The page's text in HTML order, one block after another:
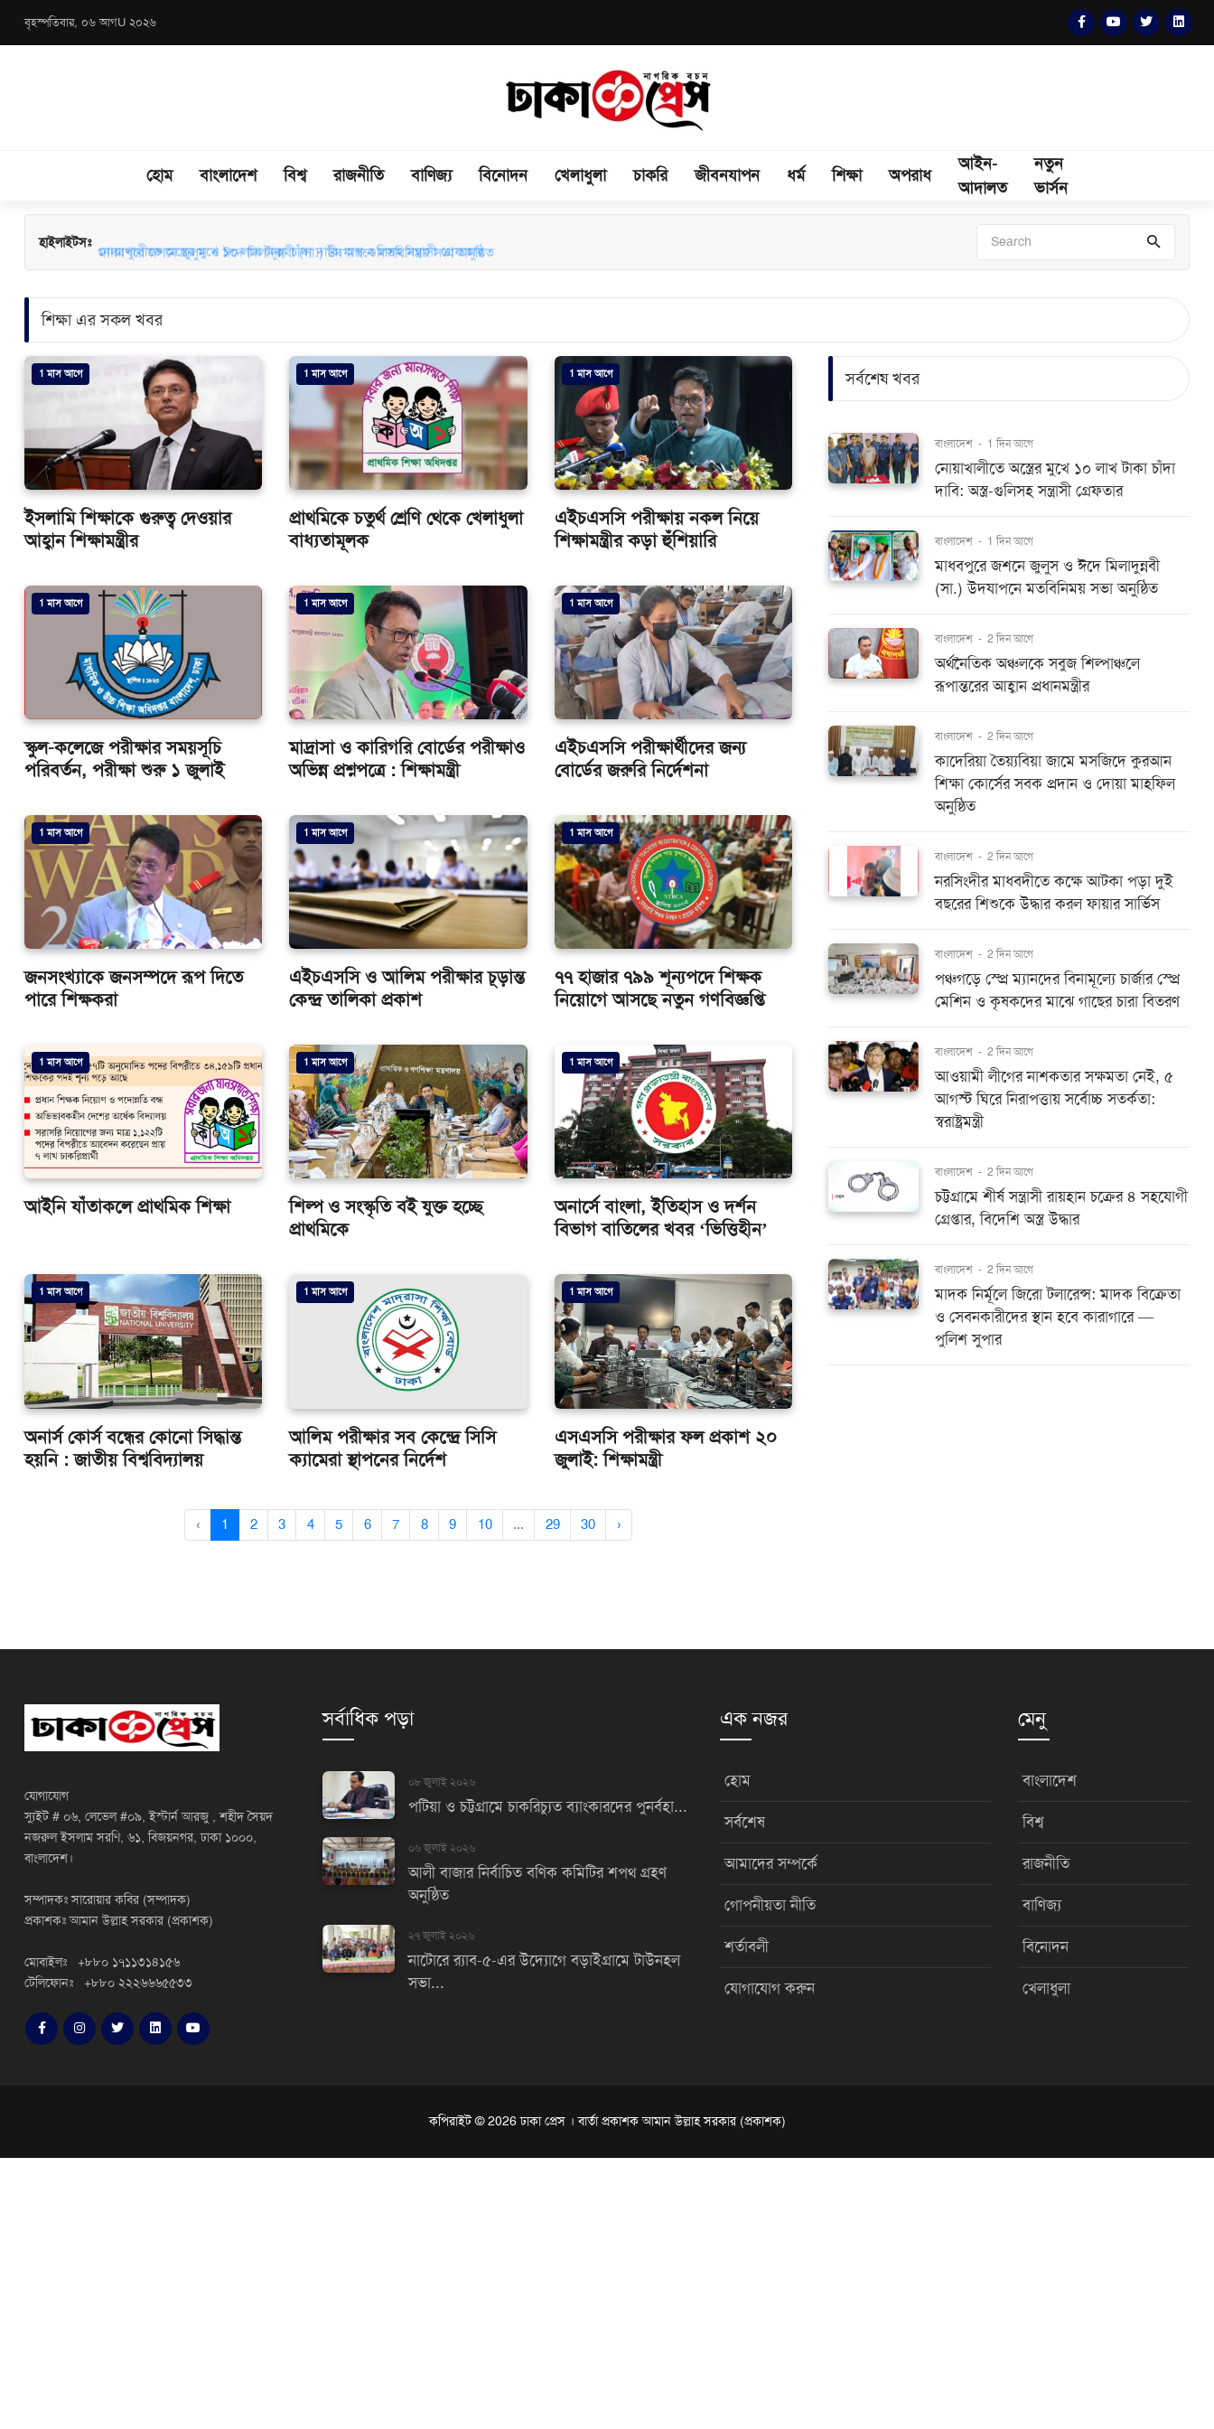
বৃহস্পতিবার, ০৬ আগU ২০২৬
হোম বাংলাদেশ বিশ্ব রাজনীতি বাণিজ্য বিনোদন খেলাধুলা চাকরি জীবনযাপন ধর্ম শিক্ষা অপরাধ
আইন-
আদালত
নতুন
ভার্সন
হাইলাইটসঃ মাধবপুরে জশনে জুলুস ও ঈদে মিলাদুন্নবী (সা.) উদযাপনে মতবিনিময় সভা অনুষ্ঠিত
শিক্ষা এর সকল খবর
1 মাস আগে
ইসলামি শিক্ষাকে গুরুত্ব দেওয়ার
আহ্বান শিক্ষামন্ত্রীর
1 মাস আগে
প্রাথমিকে চতুর্থ শ্রেণি থেকে খেলাধুলা
বাধ্যতামূলক
1 মাস আগে
এইচএসসি পরীক্ষায় নকল নিয়ে
শিক্ষামন্ত্রীর কড়া হুঁশিয়ারি
1 মাস আগে
স্কুল-কলেজে পরীক্ষার সময়সূচি
পরিবর্তন, পরীক্ষা শুরু ১ জুলাই
1 মাস আগে
মাদ্রাসা ও কারিগরি বোর্ডের পরীক্ষাও
অভিন্ন প্রশ্নপত্রে : শিক্ষামন্ত্রী
1 মাস আগে
এইচএসসি পরীক্ষার্থীদের জন্য
বোর্ডের জরুরি নির্দেশনা
1 মাস আগে
জনসংখ্যাকে জনসম্পদে রূপ দিতে
পারে শিক্ষকরা
1 মাস আগে
এইচএসসি ও আলিম পরীক্ষার চূড়ান্ত
কেন্দ্র তালিকা প্রকাশ
1 মাস আগে
৭৭ হাজার ৭৯৯ শূন্যপদে শিক্ষক
নিয়োগে আসছে নতুন গণবিজ্ঞপ্তি
1 মাস আগে
আইনি যাঁতাকলে প্রাথমিক শিক্ষা
1 মাস আগে
শিল্প ও সংস্কৃতি বই যুক্ত হচ্ছে
প্রাথমিকে
1 মাস আগে
অনার্সে বাংলা, ইতিহাস ও দর্শন
বিভাগ বাতিলের খবর ‘ভিত্তিহীন’
1 মাস আগে
অনার্স কোর্স বন্ধের কোনো সিদ্ধান্ত
হয়নি : জাতীয় বিশ্ববিদ্যালয়
1 মাস আগে
আলিম পরীক্ষার সব কেন্দ্রে সিসি
ক্যামেরা স্থাপনের নির্দেশ
1 মাস আগে
এসএসসি পরীক্ষার ফল প্রকাশ ২০
জুলাই: শিক্ষামন্ত্রী
‹ 1 2 3 4 5 6 7 8 9 10 ... 29 30 ›
সর্বশেষ খবর
বাংলাদেশ - 1 দিন আগে
নোয়াখালীতে অস্ত্রের মুখে ১০ লাখ টাকা চাঁদা
দাবি: অস্ত্র-গুলিসহ সন্ত্রাসী গ্রেফতার
বাংলাদেশ - 1 দিন আগে
মাধবপুরে জশনে জুলুস ও ঈদে মিলাদুন্নবী
(সা.) উদযাপনে মতবিনিময় সভা অনুষ্ঠিত
বাংলাদেশ - 2 দিন আগে
অর্থনৈতিক অঞ্চলকে সবুজ শিল্পাঞ্চলে
রূপান্তরের আহ্বান প্রধানমন্ত্রীর
বাংলাদেশ - 2 দিন আগে
কাদেরিয়া তৈয়্যবিয়া জামে মসজিদে কুরআন
শিক্ষা কোর্সের সবক প্রদান ও দোয়া মাহফিল
অনুষ্ঠিত
বাংলাদেশ - 2 দিন আগে
নরসিংদীর মাধবদীতে কক্ষে আটকা পড়া দুই
বছরের শিশুকে উদ্ধার করল ফায়ার সার্ভিস
বাংলাদেশ - 2 দিন আগে
পঞ্চগড়ে স্প্রে ম্যানদের বিনামূল্যে চার্জার স্প্রে
মেশিন ও কৃষকদের মাঝে গাছের চারা বিতরণ
বাংলাদেশ - 2 দিন আগে
আওয়ামী লীগের নাশকতার সক্ষমতা নেই, ৫
আগস্ট ঘিরে নিরাপত্তায় সর্বোচ্চ সতর্কতা:
স্বরাষ্ট্রমন্ত্রী
বাংলাদেশ - 2 দিন আগে
চট্টগ্রামে শীর্ষ সন্ত্রাসী রায়হান চক্রের ৪ সহযোগী
গ্রেপ্তার, বিদেশি অস্ত্র উদ্ধার
বাংলাদেশ - 2 দিন আগে
মাদক নির্মূলে জিরো টলারেন্স: মাদক বিক্রেতা
ও সেবনকারীদের স্থান হবে কারাগারে —
পুলিশ সুপার
যোগাযোগ
স্যুইট # ০৬, লেভেল #০৯, ইস্টার্ন আরজু , শহীদ সৈয়দ
নজরুল ইসলাম সরণি, ৬১, বিজয়নগর, ঢাকা ১০০০,
বাংলাদেশ।
সম্পাদকঃ সারোয়ার কবির (সম্পাদক)
প্রকাশকঃ আমান উল্লাহ সরকার (প্রকাশক)
মোবাইলঃ +৮৮০ ১৭১১৩১৪১৫৬
টেলিফোনঃ +৮৮০ ২২২৬৬৬৫৫৩৩
সর্বাধিক পড়া
০৮ জুলাই ২০২৬
পটিয়া ও চট্টগ্রামে চাকরিচ্যুত ব্যাংকারদের পুনর্বহা...
০৬ জুলাই ২০২৬
আলী বাজার নির্বাচিত বণিক কমিটির শপথ গ্রহণ
অনুষ্ঠিত
২৭ জুলাই ২০২৬
নাটোরে র‌্যাব-৫-এর উদ্যোগে বড়াইগ্রামে টাউনহল
সভা...
এক নজর
হোম
সর্বশেষ
আমাদের সম্পর্কে
গোপনীয়তা নীতি
শর্তাবলী
যোগাযোগ করুন
মেনু
বাংলাদেশ
বিশ্ব
রাজনীতি
বাণিজ্য
বিনোদন
খেলাধুলা
কপিরাইট © 2026 ঢাকা প্রেস । বার্তা প্রকাশক আমান উল্লাহ সরকার (প্রকাশক)